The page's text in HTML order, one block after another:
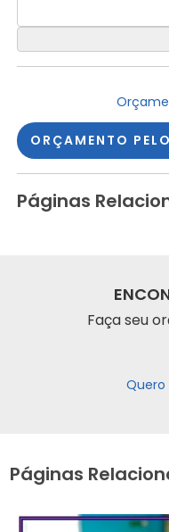
ORÇAMENTO
Páginas
Faça seu
Páginas